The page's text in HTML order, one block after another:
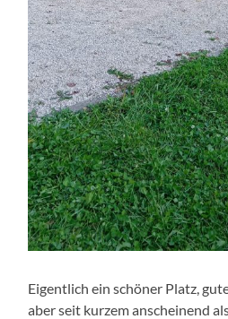
Eigentlich ein schöner Platz,
aber seit kurzem anscheinend